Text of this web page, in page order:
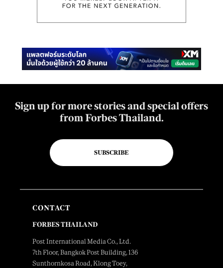
Sign up for more stories and special offers
from Forbes Thailand.
SUBSCRIBE
CONTACT
FORBES THAILAND
Post International Media Co., Ltd.
7th Floor, Bangkok Post Building, 136
Sunthornkosa Road, Klong Toey,